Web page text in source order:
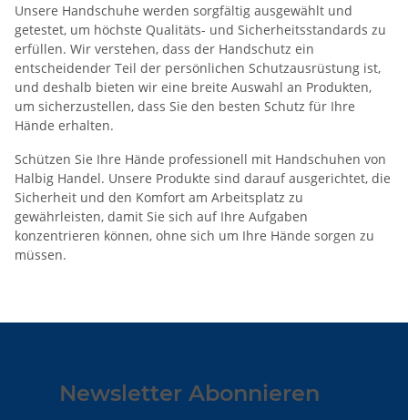
Unsere Handschuhe werden sorgfältig ausgewählt und
getestet, um höchste Qualitäts- und Sicherheitsstandards zu
erfüllen. Wir verstehen, dass der Handschutz ein
entscheidender Teil der persönlichen Schutzausrüstung ist,
und deshalb bieten wir eine breite Auswahl an Produkten,
um sicherzustellen, dass Sie den besten Schutz für Ihre
Hände erhalten.
Schützen Sie Ihre Hände professionell mit Handschuhen von
Halbig Handel. Unsere Produkte sind darauf ausgerichtet, die
Sicherheit und den Komfort am Arbeitsplatz zu
gewährleisten, damit Sie sich auf Ihre Aufgaben
konzentrieren können, ohne sich um Ihre Hände sorgen zu
müssen.
Newsletter Abonnieren